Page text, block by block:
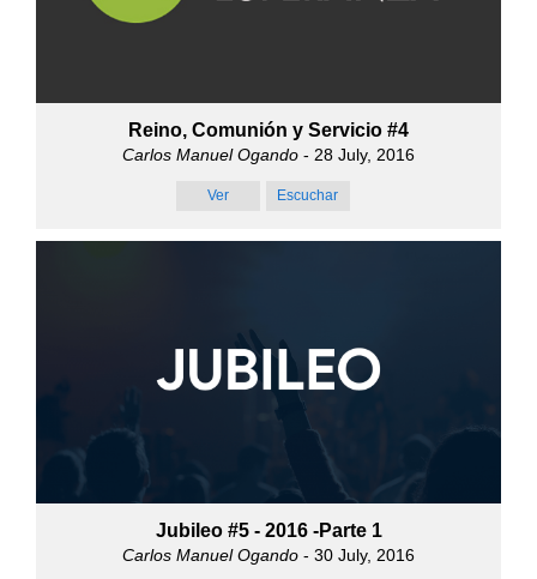
Reino, Comunión y Servicio #4
Carlos Manuel Ogando - 28 July, 2016
Ver Escuchar
Jubileo #5 - 2016 -Parte 1
Carlos Manuel Ogando - 30 July, 2016